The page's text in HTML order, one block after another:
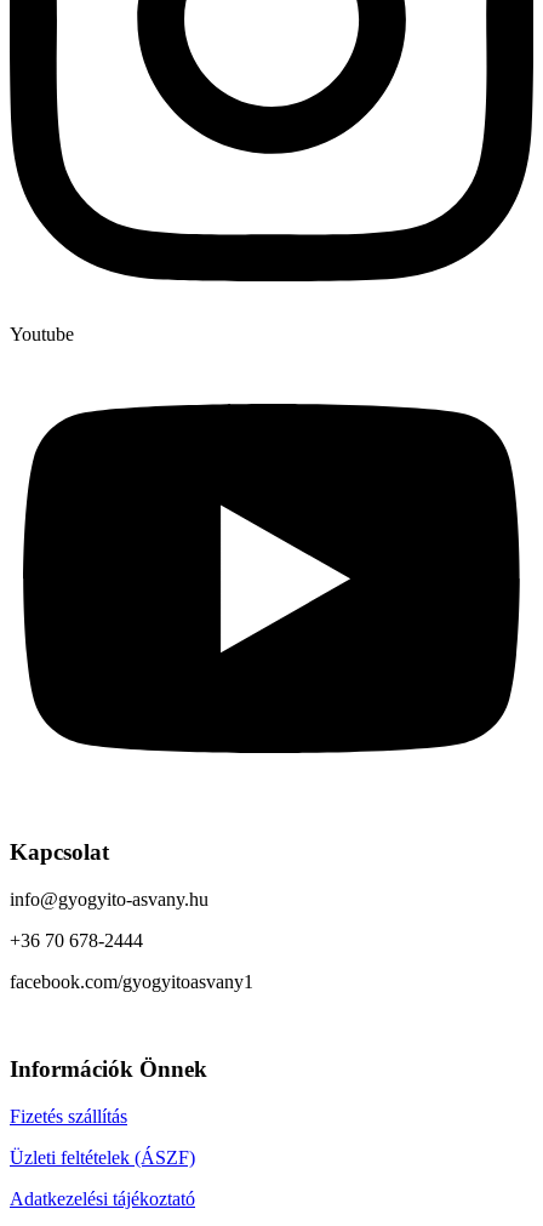
Youtube
Kapcsolat
info@gyogyito-asvany.hu
+36 70 678-2444
facebook.com/gyogyitoasvany1
Információk Önnek
Fizetés szállítás
Üzleti feltételek (ÁSZF)
Adatkezelési tájékoztató